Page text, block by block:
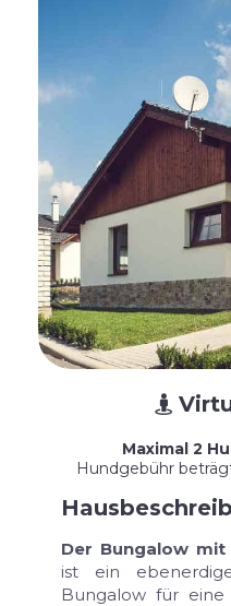

Maximal 2
Hundgebühr
Der Bungalow mit
ist ein
Bungalow für